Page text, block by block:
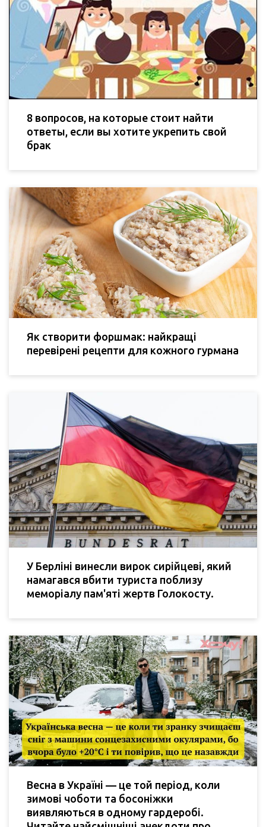
8 вопросов, на которые стоит найти
ответы, если вы хотите укрепить свой
брак
Як створити форшмак: найкращі
перевірені рецепти для кожного гурмана
У Берліні винесли вирок сирійцеві, який
намагався вбити туриста поблизу
меморіалу пам'яті жертв Голокосту.
Весна в Україні — це той період, коли
зимові чоботи та босоніжки
виявляються в одному гардеробі.